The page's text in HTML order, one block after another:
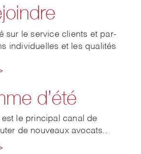
sur le service clients et par-
individuelles et les qualités
d’été
le principal canal de
de nouveaux avocats..